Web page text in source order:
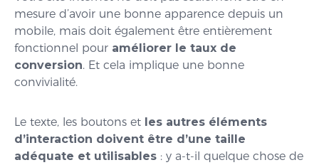
mesure d’avoir une bonne apparence depuis un
mobile, mais doit également être entièrement
fonctionnel pour améliorer le taux de
conversion. Et cela implique une bonne
convivialité.
Le texte, les boutons et les autres éléments
d’interaction doivent être d’une taille
adéquate et utilisables : y a-t-il quelque chose de